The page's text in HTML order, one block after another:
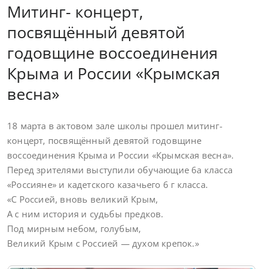
Митинг- концерт,
посвящённый девятой
годовщине воссоединения
Крыма и России «Крымская
весна»
18 марта в актовом зале школы прошел митинг-
концерт, посвящённый девятой годовщине
воссоединения Крыма и России «Крымская весна».
Перед зрителями выступили обучающие 6а класса
«Россияне» и кадетского казачьего 6 г класса.
«С Россией, вновь великий Крым,
А с ним история и судьбы предков.
Под мирным небом, голубым,
Великий Крым с Россией — духом крепок.»